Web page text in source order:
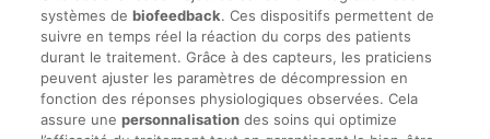
systèmes de biofeedback. Ces dispositifs permettent de
suivre en temps réel la réaction du corps des patients
durant le traitement. Grâce à des capteurs, les praticiens
peuvent ajuster les paramètres de décompression en
fonction des réponses physiologiques observées. Cela
assure une personnalisationdes soins qui optimize